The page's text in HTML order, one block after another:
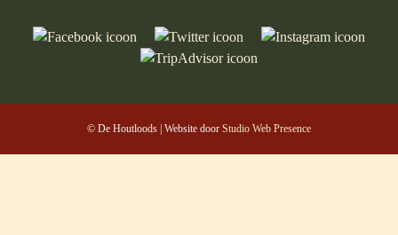
© De Houtloods | Website door Studio Web Presence